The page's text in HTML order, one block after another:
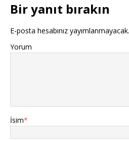
Bir yanıt bırakın
E-posta hesabınız yayımlanmayacak.
Yorum
İsim*